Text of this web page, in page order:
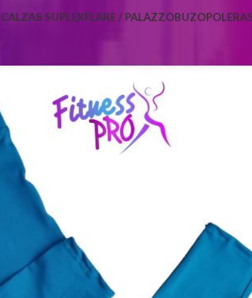
CALZAS SUPLEXFLARE / PALAZZOBUZO